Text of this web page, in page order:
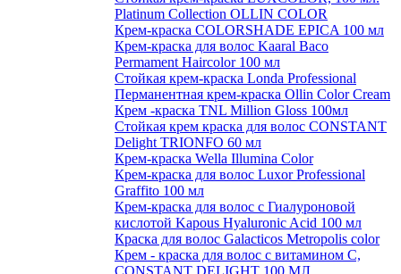
Platinum Collection OLLIN COLOR
Крем-краска COLORSHADE EPICA 100 мл
Крем-краска для волос Kaaral Baco
Permament Haircolor 100 мл
Стойкая крем-краска Londa Professional
Перманентная крем-краска Ollin Color Cream
Крем -краска TNL Million Gloss 100мл
Стойкая крем краска для волос CONSTANT
Delight TRIONFO 60 мл
Крем-краска Wella Illumina Color
Крем-краска для волос Luxor Professional
Graffito 100 мл
Крем-краска для волос с Гиалуроновой
кислотой Kapous Hyaluronic Acid 100 мл
Краска для волос Galacticos Metropolis color
Крем - краска для волос с витамином С,
CONSTANT DELIGHT 100 МЛ